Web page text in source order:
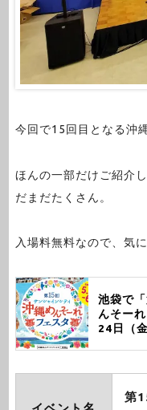
今回で15回目となる沖
ほんの一部だけご紹介
だまだたくさん。
入場料無料なので、気
池袋で
んそー
24日（
第